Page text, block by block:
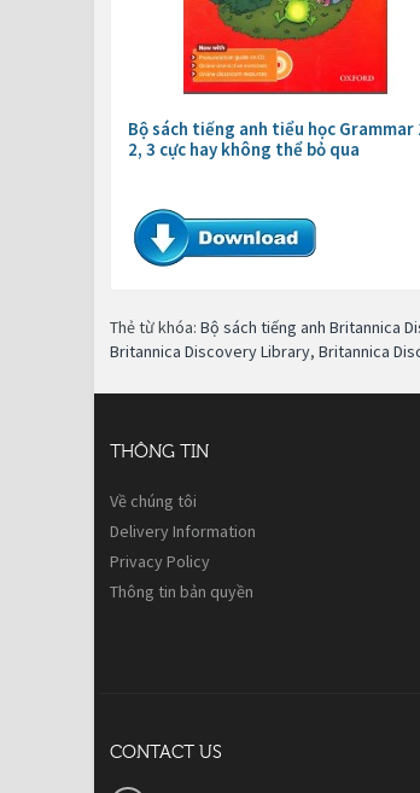
Bộ sách tiếng anh tiểu học Grammar
2, 3 cực hay không thể bỏ qua
Thẻ từ khóa: Bộ sách tiếng anh Britannica
Britannica Discovery Library, Britannica
THÔNG TIN
Về chúng tôi
Delivery Information
Privacy Policy
Thông tin bản quyền
CONTACT US